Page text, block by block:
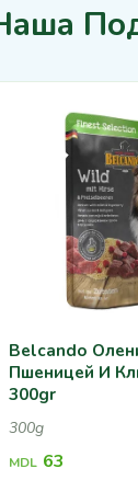
Belcando
Пшеницей И
300gr
300g
MDL 63